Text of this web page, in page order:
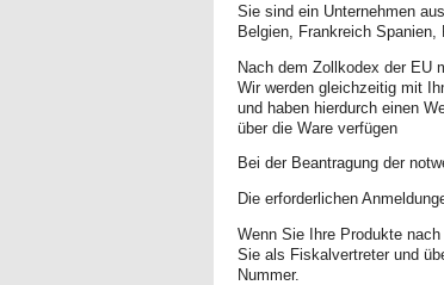
Sie sind ein Unternehmen
Belgien, Frankreich Spanien,
Nach dem Zollkodex der EU
Wir werden gleichzeitig mit
und haben hierdurch einen
über die Ware verfügen
Bei der Beantragung der
Die erforderlichen
Wenn Sie Ihre Produkte
Sie als Fiskalvertreter und
Nummer.